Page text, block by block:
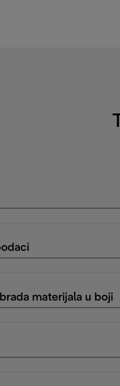
materijala u boji